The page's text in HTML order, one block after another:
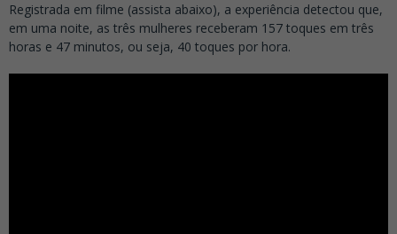
Registrada em filme (assista abaixo), a experiência detectou que,
em uma noite, as três mulheres receberam 157 toques em três
horas e 47 minutos, ou seja, 40 toques por hora.